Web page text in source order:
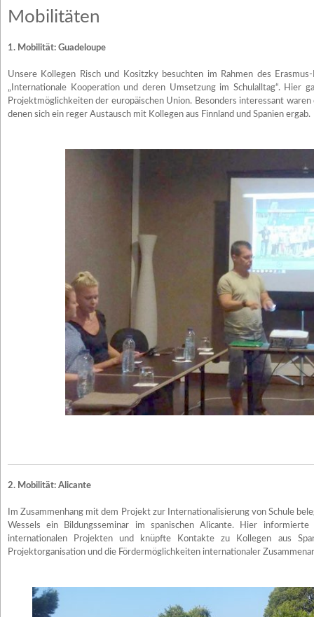
Mobilitäten
1. Mobilität: Guadeloupe
Unsere Kollegen Risch und Kositzky besuchten im Rahmen des
„Internationale Kooperation und deren Umsetzung im Schulalltag“. Hier
Projektmöglichkeiten der europäischen Union. Besonders interessant
denen sich ein reger Austausch mit Kollegen aus Finnland und Spanien ergab.
2. Mobilität: Alicante
Im Zusammenhang mit dem Projekt zur Internationalisierung von Schule
Wessels ein Bildungsseminar im spanischen Alicante. Hier
internationalen Projekten und knüpfte Kontakte zu Kollegen aus
Projektorganisation und die Fördermöglichkeiten internationaler